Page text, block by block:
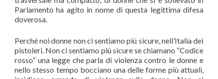
Parlamento ha agito in nome di questa legittima difesa
doverosa.
Perché noi donne non ci sentiamo più sicure, nell’Italia dei
pistoleri. Non ci sentiamo più sicure se chiamano “Codice
rosso” una legge che parla di violenza contro le donne e
nello stesso tempo bocciano una delle forme più attuali,